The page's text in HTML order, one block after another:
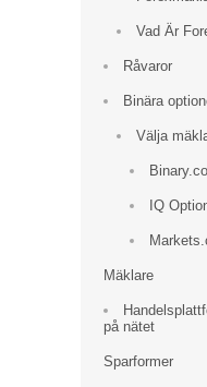
Vad Är
Råvaror
Binära
Välja
IQ
Mäklare
på nätet
Sparformer